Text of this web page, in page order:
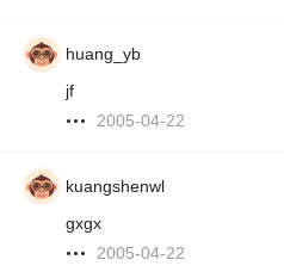
huang_yb
jf
2005-04-22
kuangshenwl
gxgx
2005-04-22